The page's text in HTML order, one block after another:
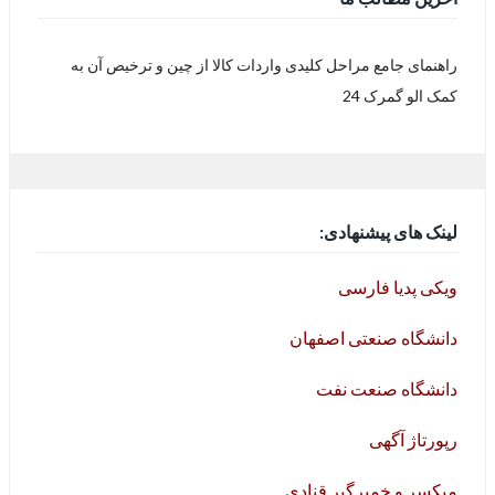
راهنمای جامع مراحل کلیدی واردات کالا از چین و ترخیص آن به
کمک الو گمرک 24
لینک های پیشنهادی:
ویکی پدیا فارسی
دانشگاه صنعتی اصفهان
دانشگاه صنعت نفت
رپورتاژ آگهی
میکسر و خمیرگیر قنادی